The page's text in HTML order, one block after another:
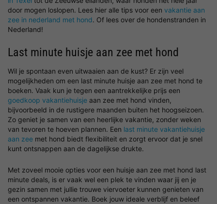
door mogen loslopen. Lees hier alle tips voor een vakantie aan
zee in nederland met hond. Of lees over de hondenstranden in
Nederland!
Last minute huisje aan zee met hond
Wil je spontaan even uitwaaien aan de kust? Er zijn veel
mogelijkheden om een last minute huisje aan zee met hond te
boeken. Vaak kun je tegen een aantrekkelijke prijs een
goedkoop vakantiehuisje aan zee met hond vinden,
bijvoorbeeld in de rustigere maanden buiten het hoogseizoen.
Zo geniet je samen van een heerlijke vakantie, zonder weken
van tevoren te hoeven plannen. Een last minute vakantiehuisje
aan zee met hond biedt flexibiliteit en zorgt ervoor dat je snel
kunt ontsnappen aan de dagelijkse drukte.
Met zoveel mooie opties voor een huisje aan zee met hond last
minute deals, is er vaak wel een plek te vinden waar jij en je
gezin samen met jullie trouwe viervoeter kunnen genieten van
een ontspannen vakantie. Boek jouw ideale verblijf en beleef